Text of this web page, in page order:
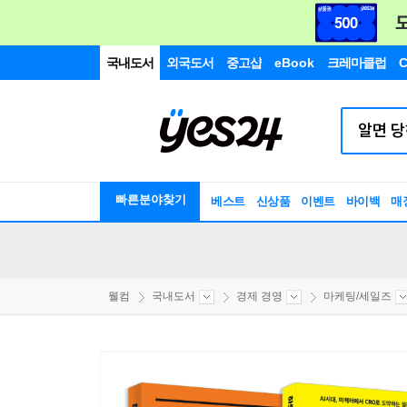
국내도서 외국도서 중고샵 eBook 크레마클럽
빠른분야찾기 베스트 신상품 이벤트 바이백 매
웰컴 국내도서 경제 경영 마케팅/세일즈